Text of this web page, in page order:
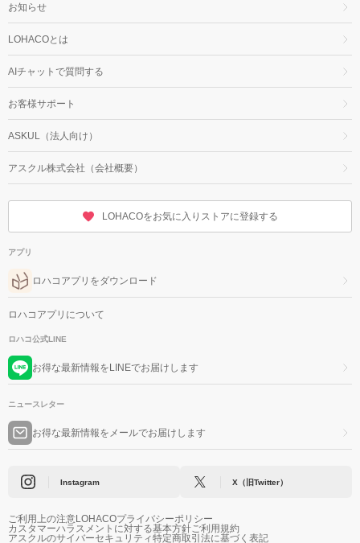
お知らせ
LOHACOとは
AIチャットで質問する
お客様サポート
ASKUL（法人向け）
アスクル株式会社（会社概要）
LOHACOをお気に入りストアに登録する
アプリ
ロハコアプリをダウンロード
ロハコアプリについて
ロハコ公式LINE
お得な最新情報をLINEでお届けします
ニュースレター
お得な最新情報をメールでお届けします
Instagram X（旧Twitter）
ご利用上の注意LOHACOプライバシーポリシー
カスタマーハラスメントに対する基本方針ご利用規約
アスクルのサイバーセキュリティ特定商取引法に基づく表記